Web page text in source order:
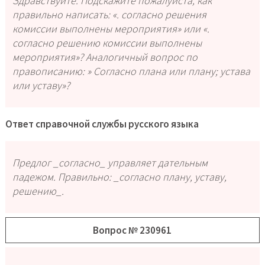
правильно написать: «. согласно решения
комиссии выполнены мероприятия» или «.
согласно решению комиссии выполнены
мероприятия»? Аналогичный вопрос по
правописанию: » Согласно плана или плану; устава
или уставу»?
Ответ справочной службы русского языка
Предлог _согласно_ управляет дательным
падежом. Правильно: _согласно плану, уставу,
решению_.
Вопрос № 230961